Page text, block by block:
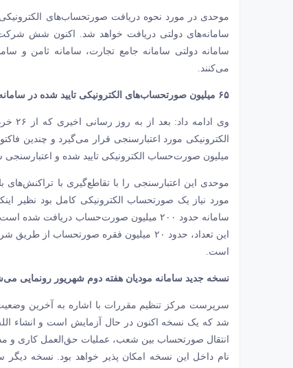
موحدی در مورد نحوه دریافت صورتحساب‌های
سامانه‌های دولتی دریافت خواهد شد. اکنون شش
سامانه دولتی سامانه جامع تجارت، سامانه ثامن و
می‌کنند.
۶۵ میلیون صورتحساب‌های الکترونیکی تایید شده در سامانه مودیان
وی ادامه داد: بعد از به روز رسانی اخیری که از ۲۶ خرداد امسال به بعد در
میلیون صورت‌حساب الکترونیکی تایید شده و
موحدی این اعتبارسنجی را با تقاطع‌گیری با
مورد نیاز یک صورتحساب الکترونیکی کامل بود نظیر
است.
نسخه جدید سامانه مودیان هفته دوم شهریور رونمایی
سرپرست مرکز تنظیم مقررات با اشاره به آخرین
شد که یک نسخه اکنون در حال آزمایش است و انشاء
انتقال صورتحساب بین شعب، عملیات حق‌العمل کاری و
نام داخل این نسخه امکان پذیر خواهد بود. نسخه